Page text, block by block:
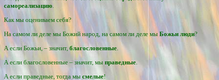
самореализацию
Как мы оцениваем себя?
На самом ли деле мы Божий народ, на самом ли деле мы Божьи люди?
А если Божьи, – значит, благословенные
А если благословенные – значит, мы праведные
А если праведные, тогда мы смелые!